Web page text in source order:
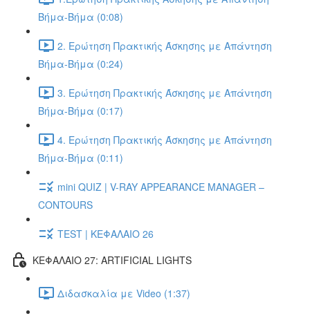
Βήμα-Βήμα (0:08)
2. Ερώτηση Πρακτικής Άσκησης με Απάντηση
Βήμα-Βήμα (0:24)
3. Ερώτηση Πρακτικής Άσκησης με Απάντηση
Βήμα-Βήμα (0:17)
4. Ερώτηση Πρακτικής Άσκησης με Απάντηση
Βήμα-Βήμα (0:11)
mini QUIZ | V-RAY APPEARANCE MANAGER –
CONTOURS
TEST | ΚΕΦΑΛΑΙΟ 26
ΚΕΦΑΛΑΙΟ 27: ARTIFICIAL LIGHTS
Διδασκαλία με Video (1:37)